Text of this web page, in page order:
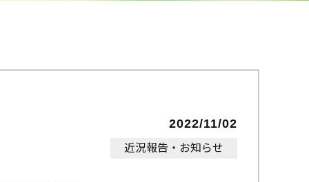
2022/11/02
近況報告・お知らせ